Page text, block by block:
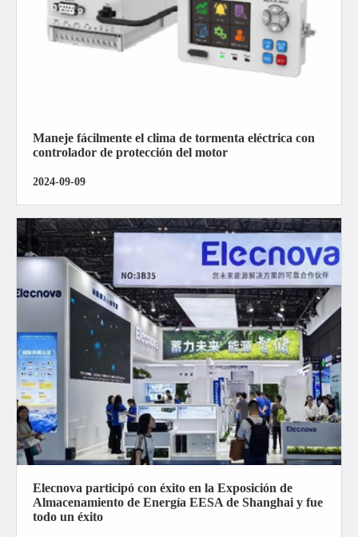
Maneje fácilmente el clima de tormenta eléctrica con
controlador de protección del motor
2024-09-09
Elecnova participó con éxito en la Exposición de
Almacenamiento de Energía EESA de Shanghai y fue
todo un éxito